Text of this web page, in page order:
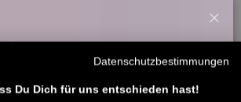
der eine Bewertung schreibt
Rabattcode direkt per Mail zugeschickt.
Datenschutzbestimmungen
Du Dich für uns entschieden hast!